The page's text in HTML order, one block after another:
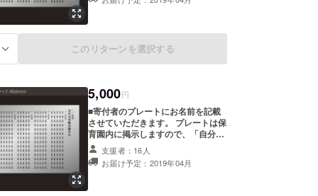
利用するこどもたちや保護者の皆さ
このリターンを選択する
5,000円
■寄付者のプレートにお名前を記載
させていただきます。 プレートは保
育園内に掲示しますので、「自分た
ちを支えてくれる人がたくさんいる
んだよ」というメッセージを園を、
利用するこどもたちや保護者の皆さ
支援者：16人
お届け予定：2019年04月